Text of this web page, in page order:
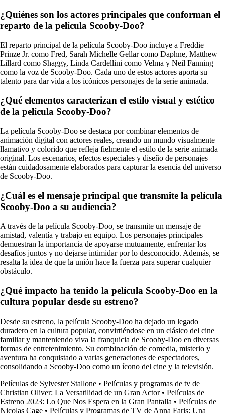
¿Quiénes son los actores principales que conforman el
reparto de la película Scooby-Doo?
El reparto principal de la película Scooby-Doo incluye a Freddie
Prinze Jr. como Fred, Sarah Michelle Gellar como Daphne, Matthew
Lillard como Shaggy, Linda Cardellini como Velma y Neil Fanning
como la voz de Scooby-Doo. Cada uno de estos actores aporta su
talento para dar vida a los icónicos personajes de la serie animada.
¿Qué elementos caracterizan el estilo visual y estético
de la película Scooby-Doo?
La película Scooby-Doo se destaca por combinar elementos de
animación digital con actores reales, creando un mundo visualmente
llamativo y colorido que refleja fielmente el estilo de la serie animada
original. Los escenarios, efectos especiales y diseño de personajes
están cuidadosamente elaborados para capturar la esencia del universo
de Scooby-Doo.
¿Cuál es el mensaje principal que transmite la película
Scooby-Doo a su audiencia?
A través de la película Scooby-Doo, se transmite un mensaje de
amistad, valentía y trabajo en equipo. Los personajes principales
demuestran la importancia de apoyarse mutuamente, enfrentar los
desafíos juntos y no dejarse intimidar por lo desconocido. Además, se
resalta la idea de que la unión hace la fuerza para superar cualquier
obstáculo.
¿Qué impacto ha tenido la película Scooby-Doo en la
cultura popular desde su estreno?
Desde su estreno, la película Scooby-Doo ha dejado un legado
duradero en la cultura popular, convirtiéndose en un clásico del cine
familiar y manteniendo viva la franquicia de Scooby-Doo en diversas
formas de entretenimiento. Su combinación de comedia, misterio y
aventura ha conquistado a varias generaciones de espectadores,
consolidando a Scooby-Doo como un ícono del cine y la televisión.
Películas de Sylvester Stallone • Películas y programas de tv de
Christian Oliver: La Versatilidad de un Gran Actor• Películas de
Estreno 2023: Lo Que Nos Espera en la Gran Pantalla • Películas de
Nicolas Cage • Películas y Programas de TV de Anna Faris: Una